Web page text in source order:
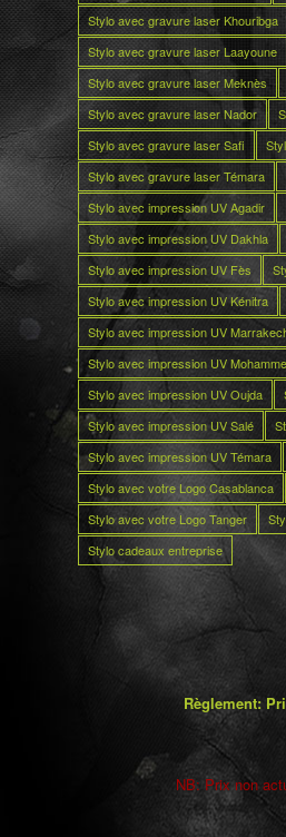
Stylo avec gravure laser Khouribga
Stylo avec gravure laser Laayoune
Stylo avec gravure laser Meknès
Stylo avec gravure laser Nador
Stylo avec gravure laser Safi
Stylo avec gravure laser Témara
Stylo avec impression UV Agadir
Stylo avec impression UV Dakhla
Stylo avec impression UV Fès
Stylo avec impression UV Kénitra
Stylo avec impression UV
Stylo avec impression UV
Stylo avec impression UV Oujda
Stylo avec impression UV Salé
Stylo avec impression UV Témara
Stylo avec votre Logo Casablanca
Stylo avec votre Logo Tanger
Stylo cadeaux entreprise
Règlement:
NB: Prix non